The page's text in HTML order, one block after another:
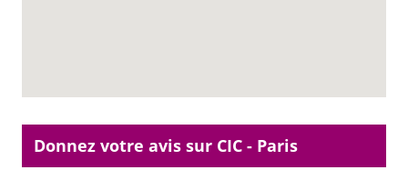
Donnez votre avis sur CIC - Paris